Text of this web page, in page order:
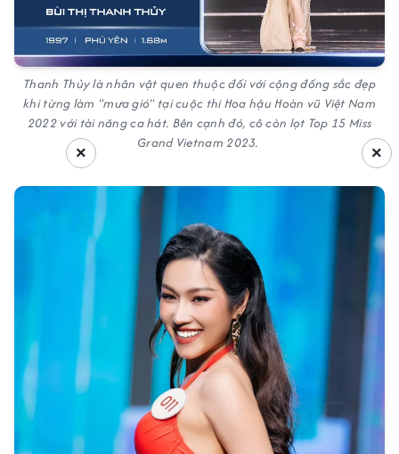
Thanh Thủy là nhân vật quen thuộc đối với cộng đồng sắc đẹp
khi từng làm "mưa gió" tại cuộc thi Hoa hậu Hoàn vũ Việt Nam
2022 với tài năng ca hát. Bên cạnh đó, cô còn lọt Top 15 Miss
Grand Vietnam 2023.
×
×